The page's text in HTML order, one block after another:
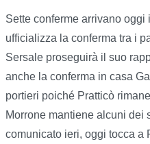
Sette conferme arrivano
ufficializza la conferma tra i
Sersale proseguirà il suo
anche la conferma in casa
portieri poiché Pratticò
Morrone mantiene alcuni dei
comunicato ieri, oggi tocca a